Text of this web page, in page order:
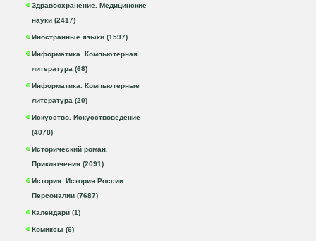
Здравоохранение. Медицинские
науки (2417)
Иностранные языки (1597)
Информатика. Компьютерная
литература (68)
Информатика. Компьютерные
литература (20)
Искусство. Искусствоведение
(4078)
Исторический роман.
Приключения (2091)
История. История России.
Персоналии (7687)
Календари (1)
Комиксы (6)